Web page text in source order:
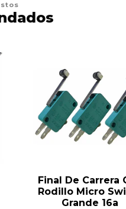
Final De Carrera
Rodillo Micro
Grande 16a